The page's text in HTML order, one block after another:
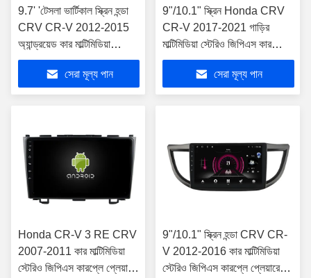
9.7' 'টেসলা ভার্টিকাল স্ক্রিন হন্ডা
CRV CR-V 2012-2015
অ্যান্ড্রয়েড কার মাল্টিমিডিয়া
প্লেয়ারের জন্য
সেরা মূল্য পান
9"/10.1" স্ক্রিন Honda CRV
CR-V 2017-2021 গাড়ির
মাল্টিমিডিয়া স্টেরিও জিপিএস কারপ্লে
প্লেয়ারের জন্য
সেরা মূল্য পান
Honda CR-V 3 RE CRV
2007-2011 কার মাল্টিমিডিয়া
স্টেরিও জিপিএস কারপ্লে প্লেয়ারের
9"/10.1" স্ক্রিন হন্ডা CRV CR-
V 2012-2016 কার মাল্টিমিডিয়া
স্টেরিও জিপিএস কারপ্লে প্লেয়ারের